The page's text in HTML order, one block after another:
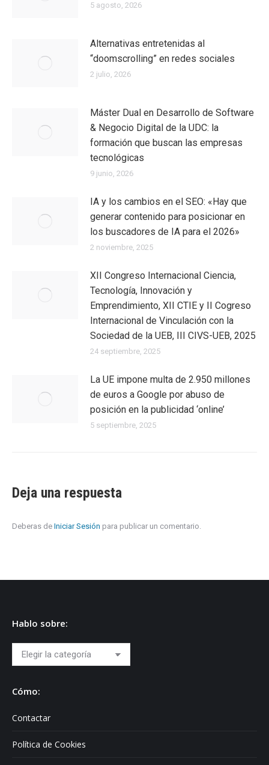
5 agosto, 2026
Alternativas entretenidas al
“doomscrolling” en redes sociales
2 julio, 2026
Máster Dual en Desarrollo de Software
& Negocio Digital de la UDC: la
formación que buscan las empresas
tecnológicas
9 junio, 2026
IA y los cambios en el SEO: «Hay que
generar contenido para posicionar en
los buscadores de IA para el 2026»
2 noviembre, 2025
XII Congreso Internacional Ciencia,
Tecnología, Innovación y
Emprendimiento, XII CTIE y II Cogreso
Internacional de Vinculación con la
Sociedad de la UEB, III CIVS-UEB, 2025
24 septiembre, 2025
La UE impone multa de 2.950 millones
de euros a Google por abuso de
posición en la publicidad ‘online’
5 septiembre, 2025
Deja una respuesta
Deberas de Iniciar Sesión para publicar un comentario.
Hablo sobre:
Hablo
sobre:
Cómo:
Contactar
Política de Cookies